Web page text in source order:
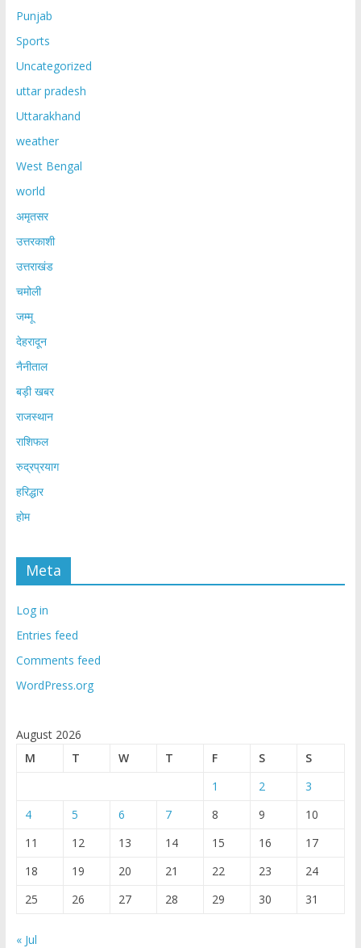
Punjab
Sports
Uncategorized
uttar pradesh
Uttarakhand
weather
West Bengal
world
अमृतसर
उत्तरकाशी
उत्तराखंड
चमोली
जम्मू
देहरादून
नैनीताल
बड़ी खबर
राजस्थान
राशिफल
रुद्रप्रयाग
हरिद्धार
होम
Meta
Log in
Entries feed
Comments feed
WordPress.org
August 2026
M
T W T F S
S
1
2
3
4
5 6 7 8 9
10
11
12 13 14 15 16
17
18
19 20 21 22 23
24
25
26 27 28 29 30 31
« Jul